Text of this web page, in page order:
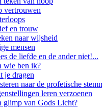
vertrouwen
en trouw
naar wijsheid
mensen
de liefde en de ander niet!...
wie ben ik?
je dragen
naar de profetische
leren verzoenen
glimp van Gods Licht?